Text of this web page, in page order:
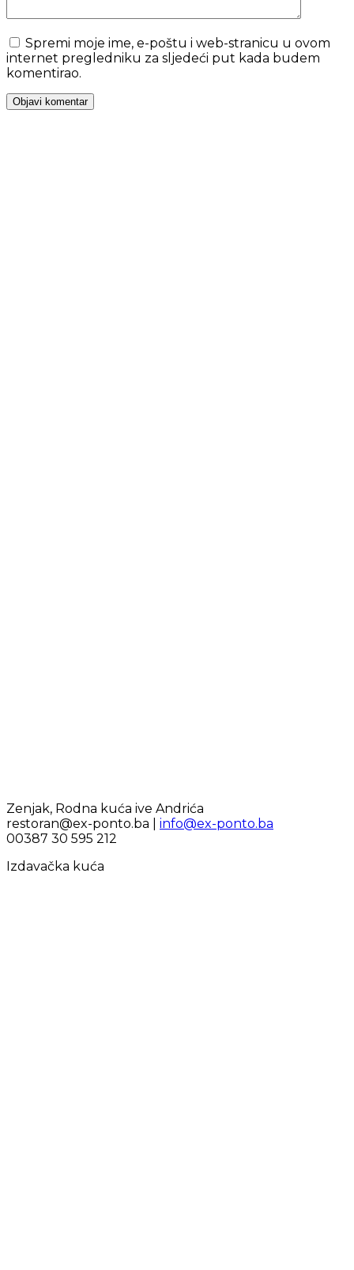
Spremi moje ime, e-poštu i web-stranicu u ovom
internet pregledniku za sljedeći put kada budem
komentirao.
Zenjak, Rodna kuća ive Andrića
restoran@ex-ponto.ba | info@ex-ponto.ba
00387 30 595 212
Izdavačka kuća